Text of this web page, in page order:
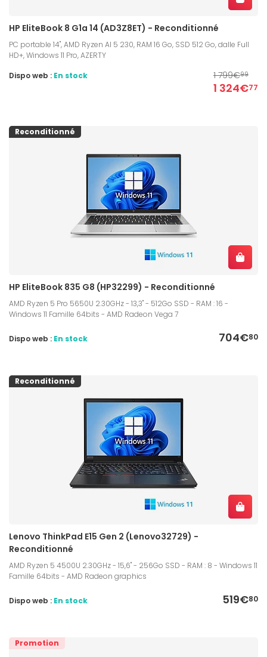
HP EliteBook 8 G1a 14 (AD3Z8ET) - Reconditionné
PC portable 14", AMD Ryzen AI 5 230, RAM 16 Go, SSD 512 Go, dalle Full
HD+, Windows 11 Pro, AZERTY
1 799€99
1 324€77
Dispo web : En stock
Reconditionné
HP EliteBook 835 G8 (HP32299) - Reconditionné
AMD Ryzen 5 Pro 5650U 2.30GHz - 13,3" - 512Go SSD - RAM : 16 -
Windows 11 Famille 64bits - AMD Radeon Vega 7
704€80
Dispo web : En stock
Reconditionné
Lenovo ThinkPad E15 Gen 2 (Lenovo32729) -
Reconditionné
AMD Ryzen 5 4500U 2.30GHz - 15,6" - 256Go SSD - RAM : 8 - Windows 11
Famille 64bits - AMD Radeon graphics
519€80
Dispo web : En stock
Promotion